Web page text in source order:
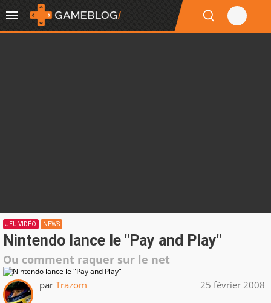
JEU VIDÉO NEWS
Nintendo lance le "Pay and Play"
Ou comment raquer sur le net
par Trazom 25 février 2008